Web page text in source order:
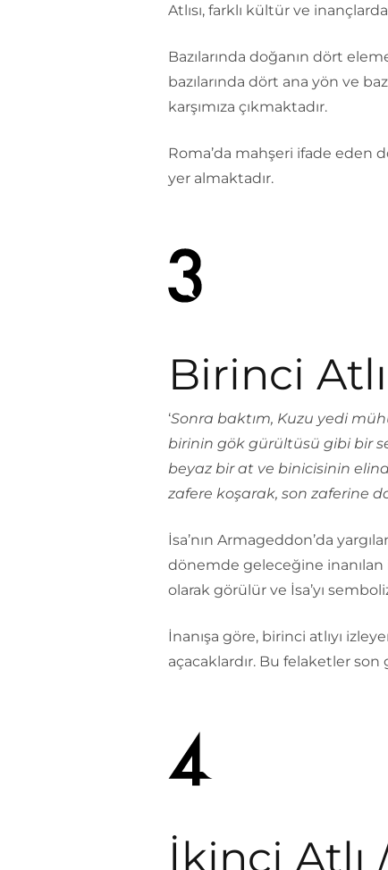
Atlısı, farklı kültür ve
Bazılarında doğanın dört
bazılarında dört ana yön ve
karşımıza çıkmaktadır.
Roma’da mahşeri ifade eden
yer almaktadır.
Birinci
‘Sonra baktım, Kuzu yedi
birinin gök gürültüsü gibi bir
beyaz bir at ve binicisinin
zafere koşarak, son zaferine
İsa’nın Armageddon’da
dönemde geleceğine inanılan
olarak görülür ve İsa’yı
İnanışa göre, birinci atlıyı
açacaklardır. Bu felaketler son
İkinci Atlı